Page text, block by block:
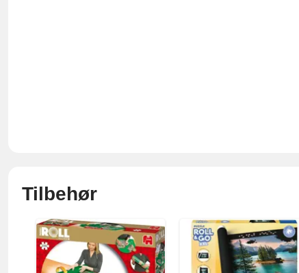
Tilbehør